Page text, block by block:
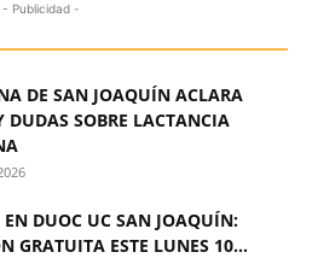
- Publicidad -
DE SAN JOAQUÍN ACLARA
DUDAS SOBRE LACTANCIA
DUOC UC SAN JOAQUÍN:
GRATUITA ESTE LUNES 10...